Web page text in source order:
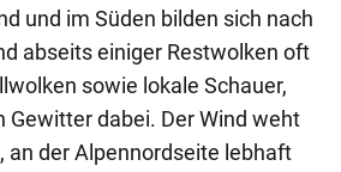
und im Süden bilden sich nach
abseits einiger Restwolken oft
sowie lokale Schauer,
Gewitter dabei. Der Wind weht
an der Alpennordseite lebhaft